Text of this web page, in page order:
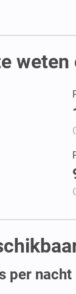
per nacht